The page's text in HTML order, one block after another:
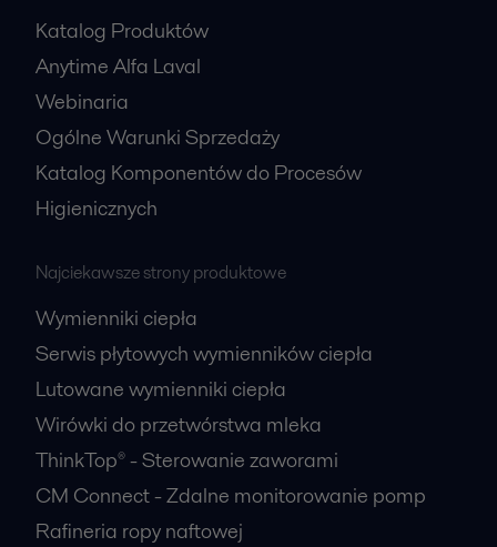
Katalog Produktów
Anytime Alfa Laval
Webinaria
Ogólne Warunki Sprzedaży
Katalog Komponentów do Procesów
Higienicznych
Najciekawsze strony produktowe
Wymienniki ciepła
Serwis płytowych wymienników ciepła
Lutowane wymienniki ciepła
Wirówki do przetwórstwa mleka
ThinkTop® - Sterowanie zaworami
CM Connect - Zdalne monitorowanie pomp
Rafineria ropy naftowej